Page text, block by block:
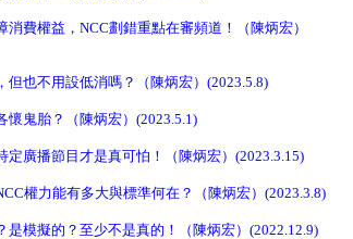
費權益，NCC劃錯重點在審頻道！（陳炳宏）
也不用設低消嗎？（陳炳宏）(2023.5.8)
鬼胎？（陳炳宏）(2023.5.1)
廣播節目才是真可怕！（陳炳宏）(2023.3.15)
權力能有多大與標準何在？（陳炳宏）(2023.3.8)
模擬的？至少不是真的！（陳炳宏）(2022.12.9)